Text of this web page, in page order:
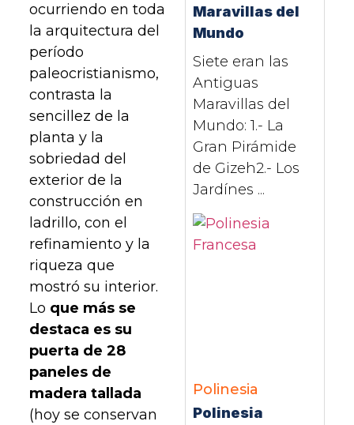
ocurriendo en toda
la arquitectura del
período
paleocristianismo,
contrasta la
sencillez de la
planta y la
sobriedad del
exterior de la
construcción en
ladrillo, con el
refinamiento y la
riqueza que
mostró su interior.
Lo que más se
destaca es su
puerta de 28
paneles de
madera tallada
(hoy se conservan
Maravillas del
Mundo
Siete eran las
Antiguas
Maravillas del
Mundo: 1.- La
Gran Pirámide
de Gizeh2.- Los
Jardínes ...
Polinesia
Polinesia